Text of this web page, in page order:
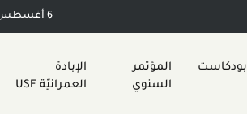
6 أغسطس 2026
بودكاست
المؤتمر
السنوي
الإبادة
العمرانيّة USF